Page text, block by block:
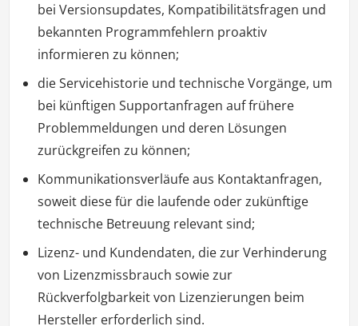
bei Versionsupdates, Kompatibilitätsfragen und
bekannten Programmfehlern proaktiv
informieren zu können;
die Servicehistorie und technische Vorgänge, um
bei künftigen Supportanfragen auf frühere
Problemmeldungen und deren Lösungen
zurückgreifen zu können;
Kommunikationsverläufe aus Kontaktanfragen,
soweit diese für die laufende oder zukünftige
technische Betreuung relevant sind;
Lizenz- und Kundendaten, die zur Verhinderung
von Lizenzmissbrauch sowie zur
Rückverfolgbarkeit von Lizenzierungen beim
Hersteller erforderlich sind.